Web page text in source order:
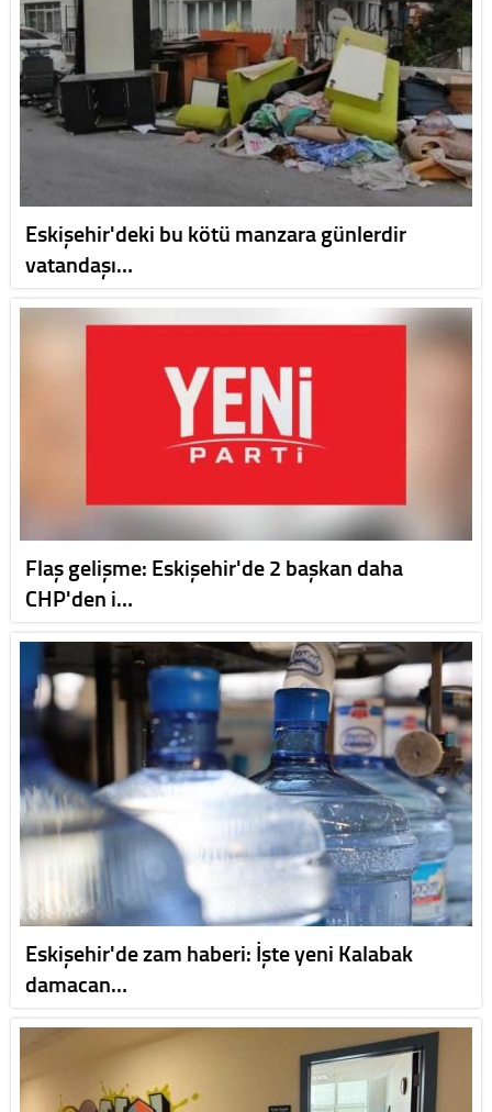
Eskişehir'deki bu kötü manzara günlerdir
vatandaşı…
Flaş gelişme: Eskişehir'de 2 başkan daha
CHP'den i…
Eskişehir'de zam haberi: İşte yeni Kalabak
damacan…